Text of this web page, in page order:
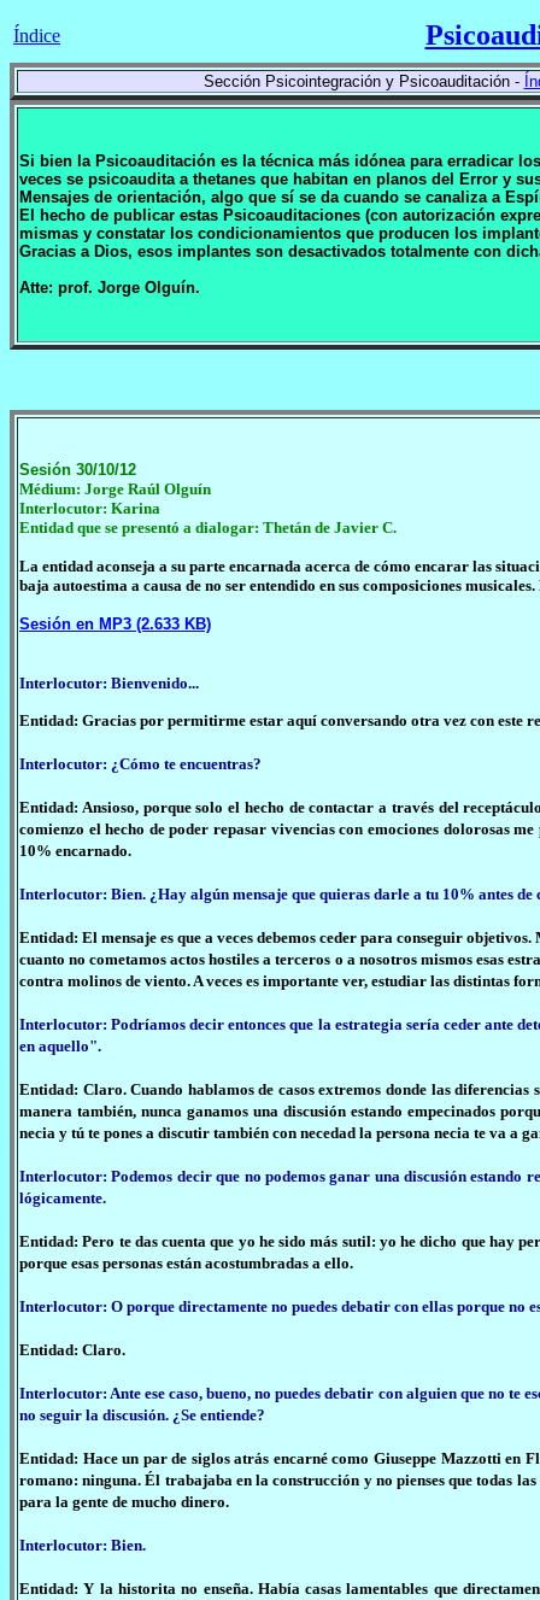
Índice
Sección Psicointegración y Psicoauditación -
Si bien la Psicoauditación es la técnica más idónea para erradicar
veces se psicoaudita a thetanes que habitan en planos del Error y
Mensajes de orientación, algo que sí se da cuando se canaliza a
El hecho de publicar estas Psicoauditaciones (con autorización
mismas y constatar los condicionamientos que producen los
Gracias a Dios, esos implantes son desactivados totalmente con
Atte: prof. Jorge Olguín.
Sesión 30/10/12
Médium: Jorge Raúl Olguín
Interlocutor: Karina
Entidad que se presentó a dialogar: Thetán de Javier C.
La entidad aconseja a su parte encarnada acerca de cómo encarar las
baja autoestima a causa de no ser entendido en sus composiciones
Sesión en MP3 (2.633 KB)
Interlocutor: Bienvenido...
Entidad: Gracias por permitirme estar aquí conversando otra vez con este
Interlocutor: ¿Cómo te encuentras?
Entidad: Ansioso, porque solo el hecho de contactar a través del
comienzo el hecho de poder repasar vivencias con emociones dolorosas
10% encarnado.
Interlocutor: Bien. ¿Hay algún mensaje que quieras darle a tu 10% antes de
Entidad: El mensaje es que a veces debemos ceder para conseguir
cuanto no cometamos actos hostiles a terceros o a nosotros mismos esas
contra molinos de viento. A veces es importante ver, estudiar las distintas
Interlocutor: Podríamos decir entonces que la estrategia sería ceder ante
en aquello".
Entidad: Claro. Cuando hablamos de casos extremos donde las
manera también, nunca ganamos una discusión estando empecinados
necia y tú te pones a discutir también con necedad la persona necia te va a
Interlocutor: Podemos decir que no podemos ganar una discusión estando
lógicamente.
Entidad: Pero te das cuenta que yo he sido más sutil: yo he dicho que hay
porque esas personas están acostumbradas a ello.
Interlocutor: O porque directamente no puedes debatir con ellas porque no
Entidad: Claro.
Interlocutor: Ante ese caso, bueno, no puedes debatir con alguien que no te
no seguir la discusión. ¿Se entiende?
Entidad: Hace un par de siglos atrás encarné como Giuseppe Mazzotti
romano: ninguna. Él trabajaba en la construcción y no pienses que todas
para la gente de mucho dinero.
Interlocutor: Bien.
Entidad: Y la historita no enseña. Había casas lamentables que